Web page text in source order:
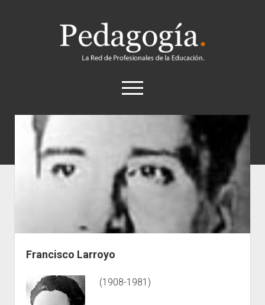
Pedagogía
abrir
el
twitter
Historia
Concepto
Entrevistas
Destacados
Biografías
Escuelas
Francisco Larroyo
(1908-1981)